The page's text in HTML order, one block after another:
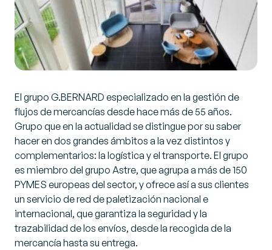
El grupo G.BERNARD especializado en la gestión de
flujos de mercancías desde hace más de 55 años.
Grupo que en la actualidad se distingue por su saber
hacer en dos grandes ámbitos a la vez distintos y
complementarios: la logística y el transporte. El grupo
es miembro del grupo Astre, que agrupa a más de 150
PYMES europeas del sector, y ofrece así a sus clientes
un servicio de red de paletización nacional e
internacional, que garantiza la seguridad y la
trazabilidad de los envíos, desde la recogida de la
mercancía hasta su entrega.